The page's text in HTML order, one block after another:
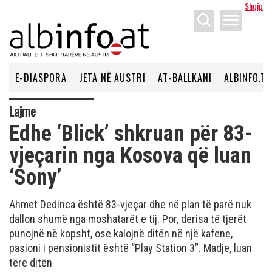
Shqip
menu
E-DIASPORA JETA NË AUSTRI AT-BALLKANI ALBINFO.TV
Lajme
Edhe ‘Blick’ shkruan për 83-
vjeçarin nga Kosova që luan
‘Sony’
Ahmet Dedinca është 83-vjeçar dhe në plan të parë nuk
dallon shumë nga moshatarët e tij. Por, derisa të tjerët
punojnë në kopsht, ose kalojnë ditën në një kafene,
pasioni i pensionistit është “Play Station 3”. Madje, luan
tërë ditën